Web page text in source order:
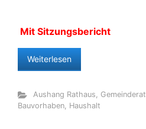
Mit Sitzungsbericht
Weiterlesen
Aushang Rathaus, Gemeinderat
Bauvorhaben, Haushalt